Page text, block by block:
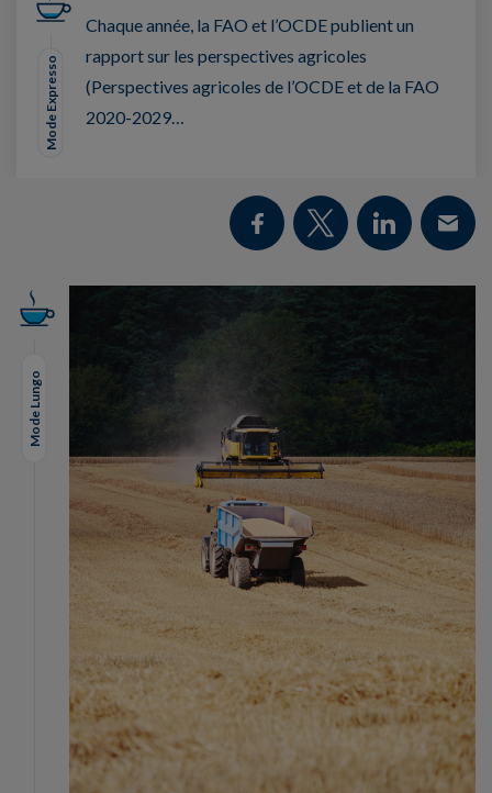
Mode Expresso
Chaque année, la FAO et l’OCDE publient un
rapport sur les perspectives agricoles
(Perspectives agricoles de l’OCDE et de la FAO
2020-2029…
Mode Lungo